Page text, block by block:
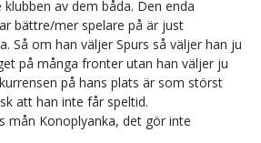
av dem båda. Den enda
bättre/mer spelare på är just
Så om han väljer Spurs så väljer han ju
på många fronter utan han väljer ju
på hans plats är som störst
att han inte får speltid.
mån Konoplyanka, det gör inte